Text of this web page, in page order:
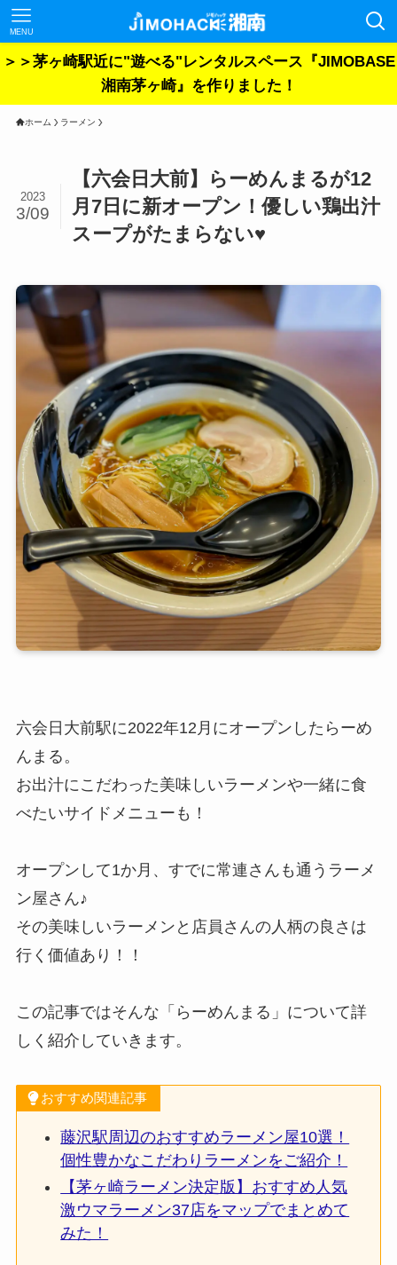
MENU
＞＞茅ヶ崎駅近に"遊べる"レンタルスペース『JIMOBASE
湘南茅ヶ崎』を作りました！
ホーム ラーメン
【六会日大前】らーめんまるが12
月7日に新オープン！優しい鶏出汁
スープがたまらない♥
2023
3/09
六会日大前駅に2022年12月にオープンしたらーめ
んまる。
お出汁にこだわった美味しいラーメンや一緒に食
べたいサイドメニューも！
オープンして1か月、すでに常連さんも通うラーメ
ン屋さん♪
その美味しいラーメンと店員さんの人柄の良さは
行く価値あり！！
この記事ではそんな「らーめんまる」について詳
しく紹介していきます。
おすすめ関連記事
藤沢駅周辺のおすすめラーメン屋10選！
個性豊かなこだわりラーメンをご紹介！
【茅ヶ崎ラーメン決定版】おすすめ人気
激ウマラーメン37店をマップでまとめて
みた！